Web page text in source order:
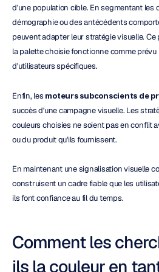
d'une population cible. En segmentant les
démographie ou des antécédents
peuvent adapter leur stratégie visuelle.
la palette choisie fonctionne comme
d'utilisateurs spécifiques.
Enfin, les moteurs subconscients de
succès d'une campagne visuelle. Les
couleurs choisies ne soient pas en conflit
ou du produit qu'ils fournissent.
En maintenant une signalisation visuelle
construisent un cadre fiable que les
ils font confiance au fil du temps.
Comment les
ils la couleur en